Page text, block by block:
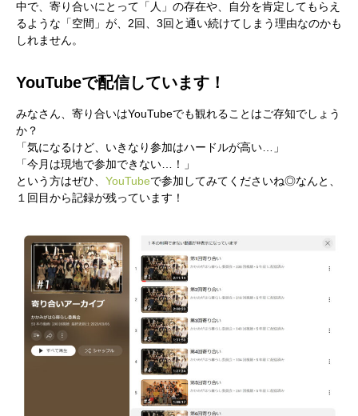
お問い合わせ
かかみがはら暮らし委員会とは？ メンバー図鑑 活動内容 寄り合
中で、寄り合いにとって「人」の存在や、自分を肯定してもらえ
るような「空間」が、2回、3回と通い続けてしまう理由なのかも
しれません。
YouTubeで配信しています！
みなさん、寄り合いはYouTubeでも観れることはご存知でしょう
か？
「気になるけど、いきなり参加はハードルが高い…」
「今月は現地で参加できない…！」
という方はぜひ、 YouTubeで参加してみてくださいね◎なんと、
１回目から記録が残っています！